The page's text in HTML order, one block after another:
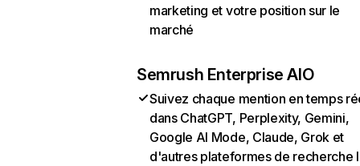
marketing et votre position sur le
marché
Semrush Enterprise AIO
Suivez chaque mention en temps
dans ChatGPT, Perplexity, Gemini,
Google AI Mode, Claude, Grok et
d'autres plateformes de recherche